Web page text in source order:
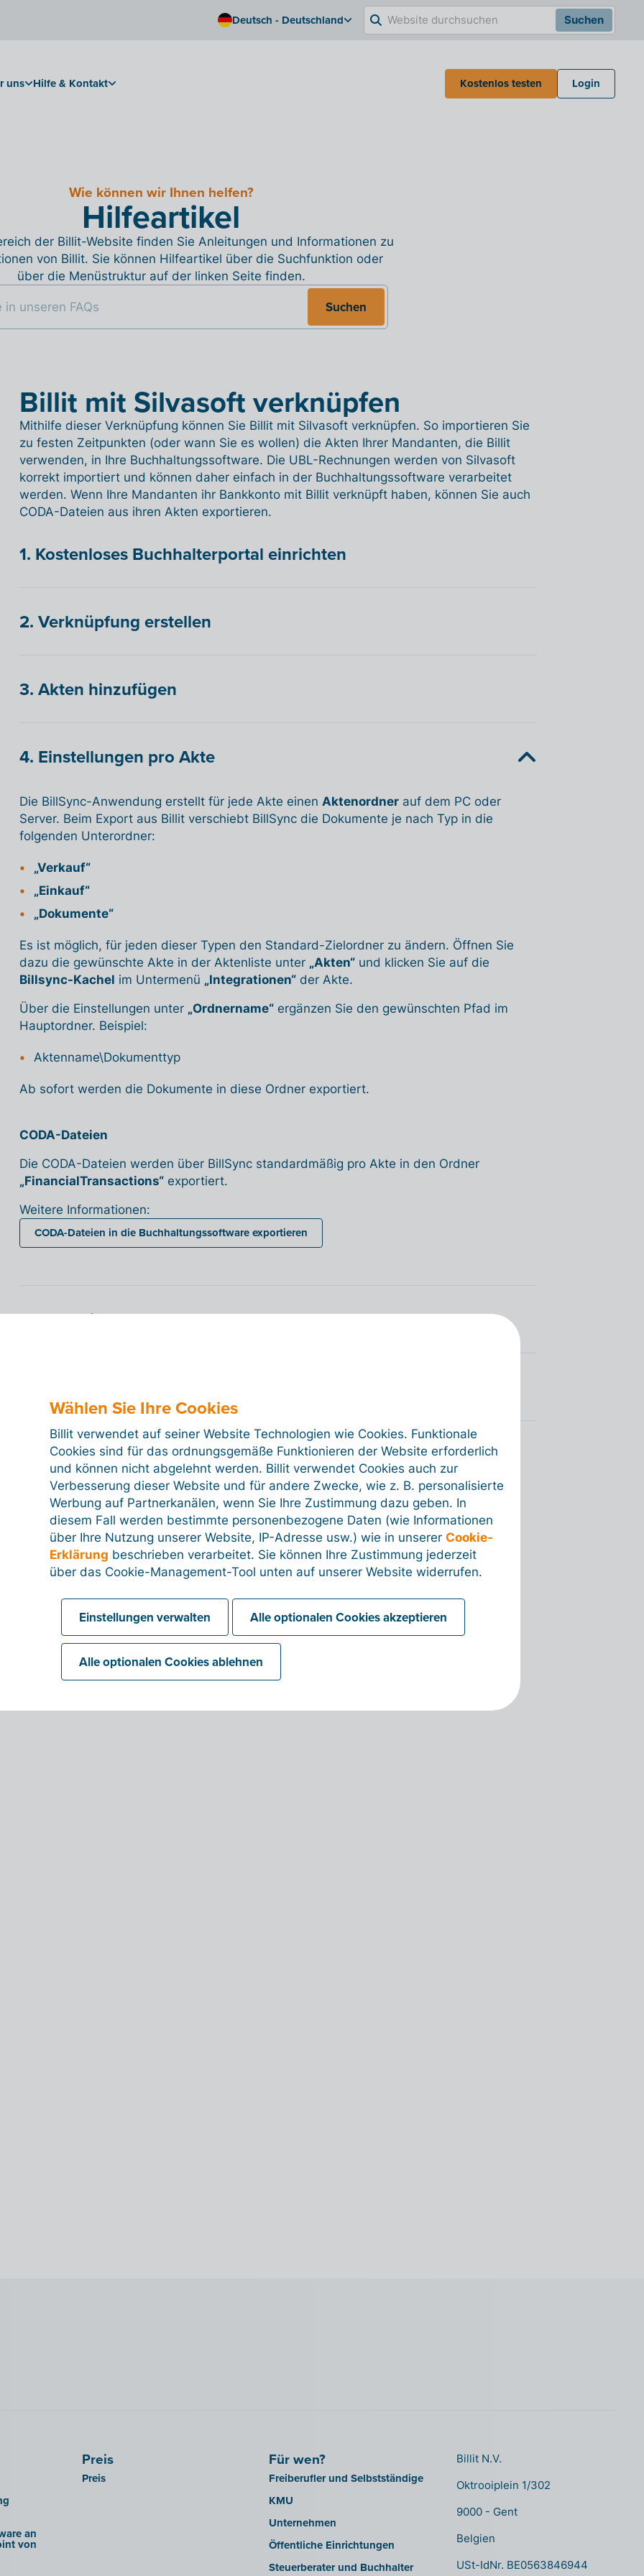
Deutsch - Deutschland Suchen
uns Hilfe & Kontakt Kostenlos testen Login
Wie können wir Ihnen helfen?
Hilfeartikel
der Billit-Website finden Sie Anleitungen und Informationen zu
von Billit. Sie können Hilfeartikel über die Suchfunktion oder
über die Menüstruktur auf der linken Seite finden.
Suchen
Billit mit Silvasoft verknüpfen
Mithilfe dieser Verknüpfung können Sie Billit mit Silvasoft verknüpfen. So importieren Sie
zu festen Zeitpunkten (oder wann Sie es wollen) die Akten Ihrer Mandanten, die Billit
verwenden, in Ihre Buchhaltungssoftware. Die UBL-Rechnungen werden von Silvasoft
korrekt importiert und können daher einfach in der Buchhaltungssoftware verarbeitet
werden. Wenn Ihre Mandanten ihr Bankkonto mit Billit verknüpft haben, können Sie auch
CODA-Dateien aus ihren Akten exportieren.
1. Kostenloses Buchhalterportal einrichten
2. Verknüpfung erstellen
3. Akten hinzufügen
4. Einstellungen pro Akte
Die BillSync-Anwendung erstellt für jede Akte einen Aktenordnerauf dem PC oder
Server. Beim Export aus Billit verschiebt BillSync die Dokumente je nach Typ in die
folgenden Unterordner:
„Verkauf“
„Einkauf“
„Dokumente“
Es ist möglich, für jeden dieser Typen den Standard-Zielordner zu ändern. Öffnen Sie
dazu die gewünschte Akte in der Aktenliste unter „Akten“und klicken Sie auf die
Billsync-Kachel im Untermenü „Integrationen“der Akte.
Über die Einstellungen unter „Ordnername“ergänzen Sie den gewünschten Pfad im
Hauptordner. Beispiel:
Aktenname\Dokumenttyp
Ab sofort werden die Dokumente in diese Ordner exportiert.
CODA-Dateien
Die CODA-Dateien werden über BillSync standardmäßig pro Akte in den Ordner
„FinancialTransactions“exportiert.
Weitere Informationen:
CODA-Dateien in die Buchhaltungssoftware exportieren
5. Exportieren
an
von
Preis
Preis
Für wen?
Freiberufler und Selbstständige
KMU
Unternehmen
Öffentliche Einrichtungen
Steuerberater und Buchhalter
Billit N.V.
Oktrooiplein 1/302
9000 - Gent
Belgien
USt-IdNr. BE0563846944
Wählen Sie Ihre Cookies
Billit verwendet auf seiner Website Technologien wie Cookies. Funktionale
Cookies sind für das ordnungsgemäße Funktionieren der Website erforderlich
und können nicht abgelehnt werden. Billit verwendet Cookies auch zur
Verbesserung dieser Website und für andere Zwecke, wie z. B. personalisierte
Werbung auf Partnerkanälen, wenn Sie Ihre Zustimmung dazu geben. In
diesem Fall werden bestimmte personenbezogene Daten (wie Informationen
über Ihre Nutzung unserer Website, IP-Adresse usw.) wie in unsererCookie-
Erklärung beschrieben verarbeitet. Sie können Ihre Zustimmung jederzeit
über das Cookie-Management-Tool unten auf unserer Website widerrufen.
Einstellungen verwalten Alle optionalen Cookies akzeptieren
Alle optionalen Cookies ablehnen